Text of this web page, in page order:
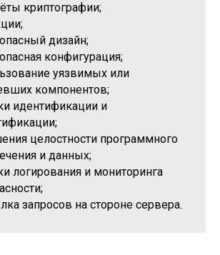
криптографии;
дизайн;
конфигурация;
уязвимых или
компонентов;
идентификации и
целостности программного
и данных;
логирования и мониторинга
запросов на стороне сервера.